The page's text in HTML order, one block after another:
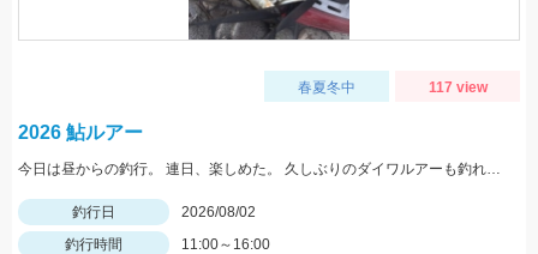
春夏冬中 117 view
2026 鮎ルアー
今日は昼からの釣行。 連日、楽しめた。 久しぶりのダイワルアーも釣れてくれました。
釣行日
2026/08/02
釣行時間
11:00～16:00